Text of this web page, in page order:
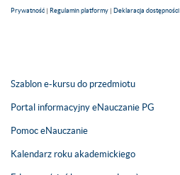
Prywatność | Regulamin platformy | Deklaracja dostępności
Szablon e-kursu do przedmiotu
Portal informacyjny eNauczanie PG
Pomoc eNauczanie
Kalendarz roku akademickiego